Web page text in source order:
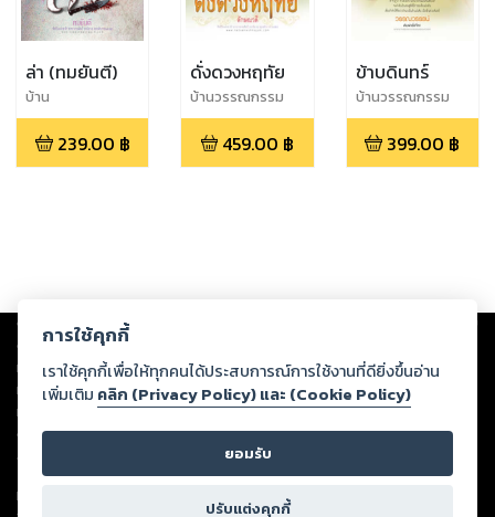
ล่า (ทมยันตี)
บ้าน
วรรณกรรม,ทมยัน
239.00 ฿
ดั่งดวงหฤทัย
บ้านวรรณกรรม
459.00 ฿
ข้าบดินทร์
บ้านวรรณกรรม
399.00 ฿
Copyright © 2026
ต่อผลงานหรือเนื้อหาใดที่อัปโหลดผ่านเว็บไซต์และปรากฏว่าละเมิดสิทธิใน
ทรัพย์สินทางปัญญาของบุคคลอื่นหรือขัดต่อกฎหมายและศีลธรรม ดังนั้น ผู้อ่าน
ทุกท่านโปรดใช้วิจารณญาณในการกลั่นกรองด้วยตนเอง และหากท่านพบว่าส่วน
หนึ่งส่วนใดขัดต่อกฎหมายและศีลธรรม กรุณาแจ้งมายังบริษัท เพื่อทีมงานจะได้
ดำเนินการในทันที ทั้งนี้ ทางสตอรี่ล็อกขอสงวนลิขสิทธิ์ตามพระราชบัญญัติ
ลิขสิทธิ์ พ.ศ. 2537 (ฉบับล่าสุด)
For support: member@ookbee.com
การใช้คุกกี้
เราใช้คุกกี้เพื่อให้ทุกคนได้ประสบการณ์การใช้งานที่ดียิ่งขึ้นอ่าน
เพิ่มเติม คลิก (Privacy Policy) และ (Cookie Policy)
ยอมรับ
ปรับแต่งคุกกี้